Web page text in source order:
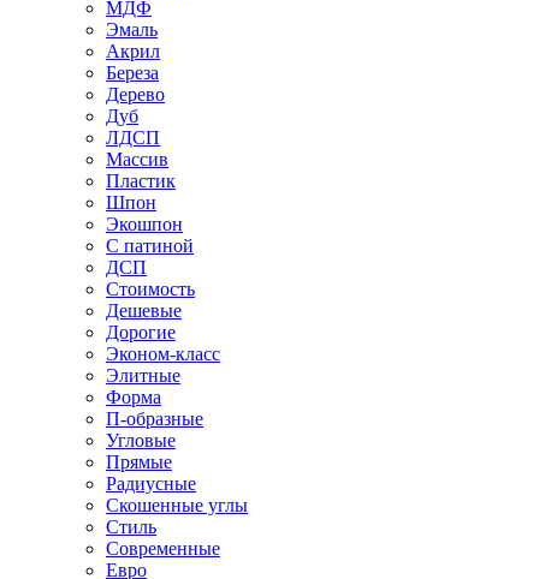
МДФ
Эмаль
Акрил
Береза
Дерево
Дуб
ЛДСП
Массив
Пластик
Шпон
Экошпон
С патиной
ДСП
Стоимость
Дешевые
Дорогие
Эконом-класс
Элитные
Форма
П-образные
Угловые
Прямые
Радиусные
Скошенные углы
Стиль
Современные
Евро